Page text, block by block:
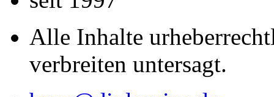
Alle Inhalte
verbreiten untersagt.